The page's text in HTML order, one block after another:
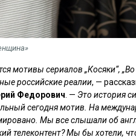
мотивы сериалов „Косяки“, „Во
российские реалии, —
Федорович . — Это история
сегодня мотив. На
Мы все слышали об
телеконтент? Мы бы хотели,